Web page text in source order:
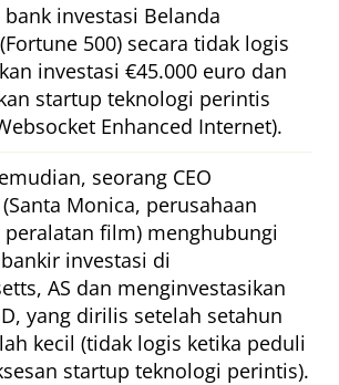
bank investasi Belanda
500) secara tidak logis
investasi €45.000 euro dan
startup teknologi perintis
Enhanced Internet).
seorang CEO
Monica, perusahaan
peralatan film) menghubungi
investasi di
AS dan menginvestasikan
yang dirilis setelah setahun
kecil (tidak logis ketika peduli
startup teknologi perintis).